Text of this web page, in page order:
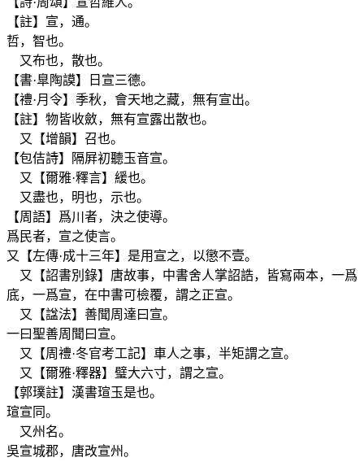
【註】宣，通。
哲，智也。
又布也，散也。
【書·臯陶謨】日宣三德。
【禮·月令】季秋，會天地之藏，無有宣出。
【註】物皆收斂，無有宣露出散也。
又【增韻】召也。
【包佶詩】隔屛初聽玉音宣。
又【爾雅·釋言】緩也。
又盡也，明也，示也。
【周語】爲川者，決之使導。
爲民者，宣之使言。
又【左傳·成十三年】是用宣之，以懲不壹。
又【詔書別錄】唐故事，中書舍人掌詔誥，皆寫兩本，一爲
底，一爲宣，在中書可檢覆，謂之正宣。
又【諡法】善聞周達曰宣。
一曰聖善周聞曰宣。
又【周禮·冬官考工記】車人之事，半矩謂之宣。
又【爾雅·釋器】璧大六寸，謂之宣。
【郭璞註】漢書瑄玉是也。
瑄宣同。
又州名。
吳宣城郡，唐改宣州。